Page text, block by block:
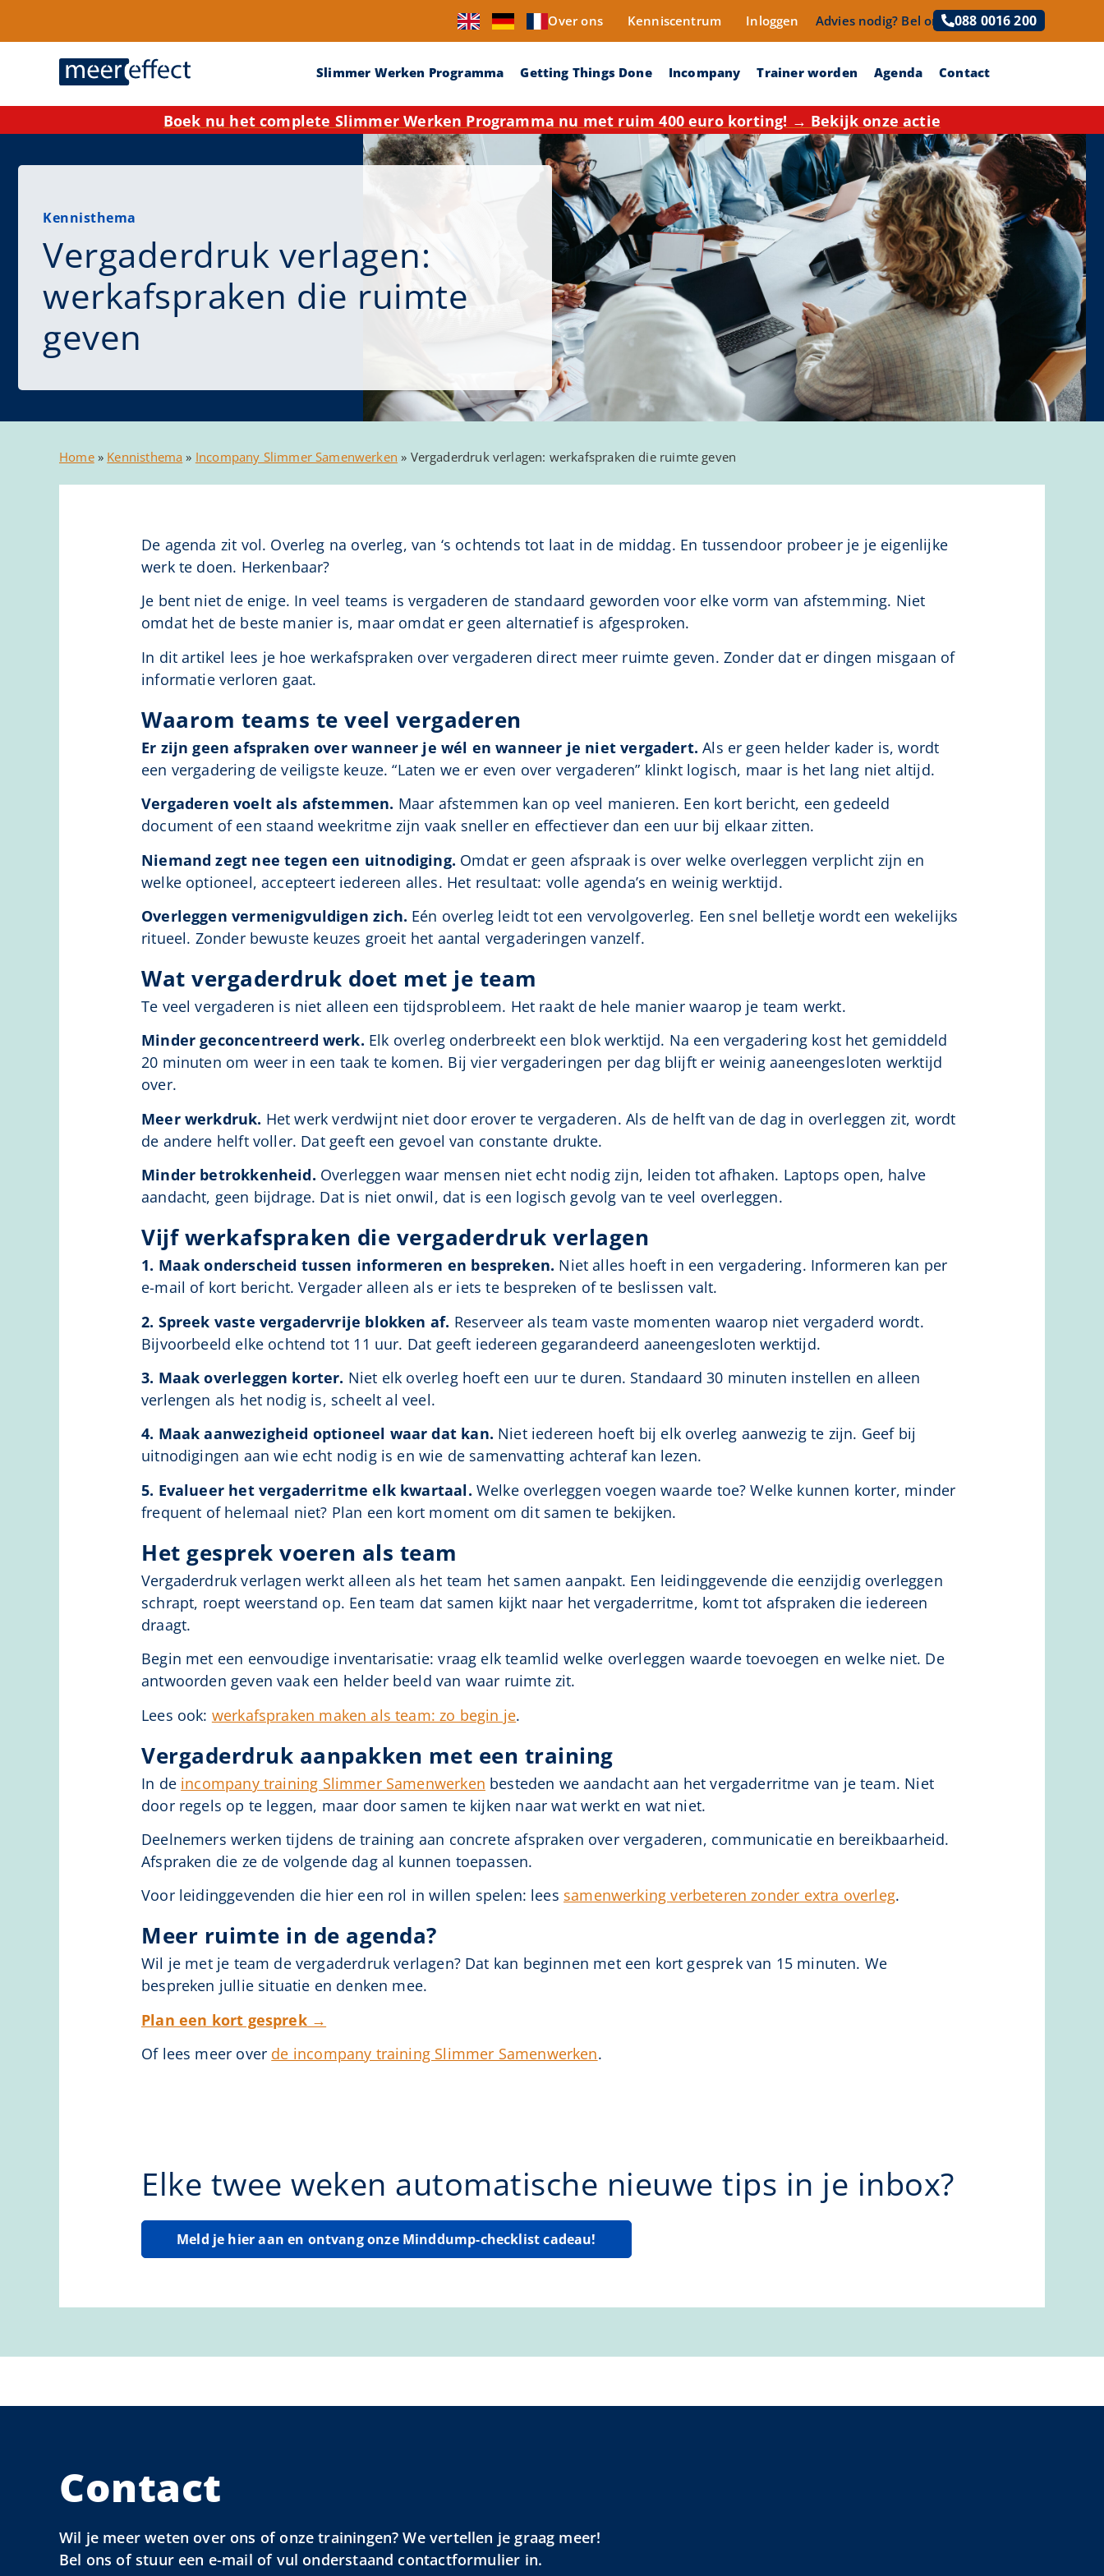
Over ons Kenniscentrum Inloggen Advies nodig? Bel ons! 088 0016 200
Slimmer Werken Programma Getting Things Done Incompany Trainer worden Agenda Contact
Boek nu het complete Slimmer Werken Programma nu met ruim 400 euro korting! → Bekijk onze actie
Kennisthema
Vergaderdruk verlagen:
werkafspraken die ruimte
geven
Home» Kennisthema » Incompany Slimmer Samenwerken » Vergaderdruk verlagen: werkafspraken die ruimte geven
De agenda zit vol. Overleg na overleg, van ‘s ochtends tot laat in de middag. En tussendoor probeer je je eigenlijke
werk te doen. Herkenbaar?
Je bent niet de enige. In veel teams is vergaderen de standaard geworden voor elke vorm van afstemming. Niet
omdat het de beste manier is, maar omdat er geen alternatief is afgesproken.
In dit artikel lees je hoe werkafspraken over vergaderen direct meer ruimte geven. Zonder dat er dingen misgaan of
informatie verloren gaat.
Waarom teams te veel vergaderen
Er zijn geen afspraken over wanneer je wél en wanneer je niet vergadert. Als er geen helder kader is, wordt
een vergadering de veiligste keuze. “Laten we er even over vergaderen” klinkt logisch, maar is het lang niet altijd.
Vergaderen voelt als afstemmen. Maar afstemmen kan op veel manieren. Een kort bericht, een gedeeld
document of een staand weekritme zijn vaak sneller en effectiever dan een uur bij elkaar zitten.
Niemand zegt nee tegen een uitnodiging. Omdat er geen afspraak is over welke overleggen verplicht zijn en
welke optioneel, accepteert iedereen alles. Het resultaat: volle agenda’s en weinig werktijd.
Overleggen vermenigvuldigen zich. Eén overleg leidt tot een vervolgoverleg. Een snel belletje wordt een wekelijks
ritueel. Zonder bewuste keuzes groeit het aantal vergaderingen vanzelf.
Wat vergaderdruk doet met je team
Te veel vergaderen is niet alleen een tijdsprobleem. Het raakt de hele manier waarop je team werkt.
Minder geconcentreerd werk. Elk overleg onderbreekt een blok werktijd. Na een vergadering kost het gemiddeld
20 minuten om weer in een taak te komen. Bij vier vergaderingen per dag blijft er weinig aaneengesloten werktijd
over.
Meer werkdruk. Het werk verdwijnt niet door erover te vergaderen. Als de helft van de dag in overleggen zit, wordt
de andere helft voller. Dat geeft een gevoel van constante drukte.
Minder betrokkenheid. Overleggen waar mensen niet echt nodig zijn, leiden tot afhaken. Laptops open, halve
aandacht, geen bijdrage. Dat is niet onwil, dat is een logisch gevolg van te veel overleggen.
Vijf werkafspraken die vergaderdruk verlagen
1. Maak onderscheid tussen informeren en bespreken. Niet alles hoeft in een vergadering. Informeren kan per
e-mail of kort bericht. Vergader alleen als er iets te bespreken of te beslissen valt.
2. Spreek vaste vergadervrije blokken af. Reserveer als team vaste momenten waarop niet vergaderd wordt.
Bijvoorbeeld elke ochtend tot 11 uur. Dat geeft iedereen gegarandeerd aaneengesloten werktijd.
3. Maak overleggen korter. Niet elk overleg hoeft een uur te duren. Standaard 30 minuten instellen en alleen
verlengen als het nodig is, scheelt al veel.
4. Maak aanwezigheid optioneel waar dat kan. Niet iedereen hoeft bij elk overleg aanwezig te zijn. Geef bij
uitnodigingen aan wie echt nodig is en wie de samenvatting achteraf kan lezen.
5. Evalueer het vergaderritme elk kwartaal. Welke overleggen voegen waarde toe? Welke kunnen korter, minder
frequent of helemaal niet? Plan een kort moment om dit samen te bekijken.
Het gesprek voeren als team
Vergaderdruk verlagen werkt alleen als het team het samen aanpakt. Een leidinggevende die eenzijdig overleggen
schrapt, roept weerstand op. Een team dat samen kijkt naar het vergaderritme, komt tot afspraken die iedereen
draagt.
Begin met een eenvoudige inventarisatie: vraag elk teamlid welke overleggen waarde toevoegen en welke niet. De
antwoorden geven vaak een helder beeld van waar ruimte zit.
Lees ook: werkafspraken maken als team: zo begin je.
Vergaderdruk aanpakken met een training
In de incompany training Slimmer Samenwerken besteden we aandacht aan het vergaderritme van je team. Niet
door regels op te leggen, maar door samen te kijken naar wat werkt en wat niet.
Deelnemers werken tijdens de training aan concrete afspraken over vergaderen, communicatie en bereikbaarheid.
Afspraken die ze de volgende dag al kunnen toepassen.
Voor leidinggevenden die hier een rol in willen spelen: lees samenwerking verbeteren zonder extra overleg.
Meer ruimte in de agenda?
Wil je met je team de vergaderdruk verlagen? Dat kan beginnen met een kort gesprek van 15 minuten. We
bespreken jullie situatie en denken mee.
Plan een kort gesprek →
Of lees meer over de incompany training Slimmer Samenwerken.
Elke twee weken automatische nieuwe tips in je inbox?
Meld je hier aan en ontvang onze Minddump-checklist cadeau!
Contact
Wil je meer weten over ons of onze trainingen? We vertellen je graag meer!
Bel ons of stuur een e-mail of vul onderstaand contactformulier in.